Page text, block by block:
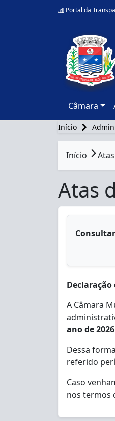
Portal da
Câmara
Início
Início
Atas
Declaração
A Câmara
ano de 2026
Dessa
referido
Caso
nos termos